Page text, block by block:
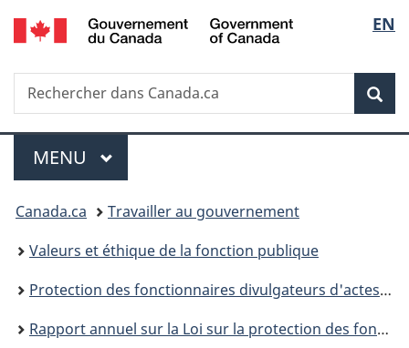
Passer
au
principal
Passer
à
Au
du
Passer
à
version
simplifiée
de
la
EN
Recherche
Rechercher
dans
Menu
MENU PRINCIPAL
Vous
êtes
ici :
Canada.ca
Travailler au gouvernement
Valeurs et éthique de la fonction publique
Protection des fonctionnaires divulgateurs d'actes répréhensibles
Rapport annuel sur la Loi sur la protection des fonctionnaires divulgateurs d'actes répréhensibles